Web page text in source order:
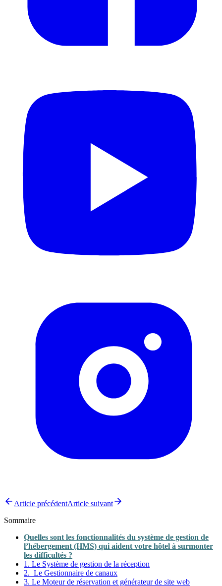
Article précédentArticle suivant
Sommaire
Quelles sont les fonctionnalités du système de gestion de
l’hébergement (HMS) qui aident votre hôtel à surmonter
les difficultés ?
1. Le Système de gestion de la réception
2. Le Gestionnaire de canaux
3. Le Moteur de réservation et générateur de site web